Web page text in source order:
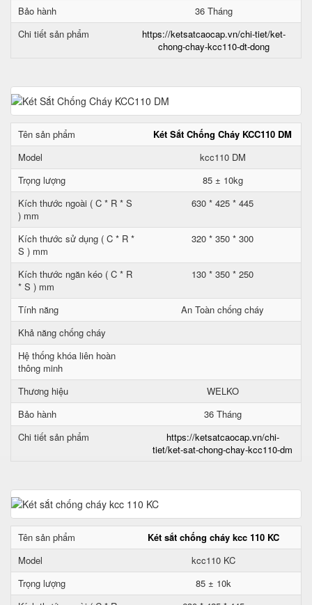
Bảo hành
36 Tháng
Chi tiết sản phẩm
https://ketsatcaocap.vn/chi-tiet/ket-
chong-chay-kcc110-dt-dong
Tên sản phẩm
Két Sắt Chống Cháy KCC110 DM
Model
kcc110 DM
Trọng lượng
85 ± 10kg
Kích thước ngoài ( C * R * S
) mm
630 * 425 * 445
Kích thước sử dụng ( C * R *
S ) mm
320 * 350 * 300
Kích thước ngăn kéo ( C * R
* S ) mm
130 * 350 * 250
Tính năng
An Toàn chống cháy
Khả năng chống cháy
Hệ thống khóa liên hoàn
thông minh
Thương hiệu
WELKO
Bảo hành
36 Tháng
Chi tiết sản phẩm
https://ketsatcaocap.vn/chi-
tiet/ket-sat-chong-chay-kcc110-dm
Tên sản phẩm
Két sắt chống cháy kcc 110 KC
Model
kcc110 KC
Trọng lượng
85 ± 10k